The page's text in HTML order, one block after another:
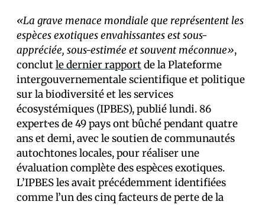
«La grave menace mondiale que représentent les
espèces exotiques envahissantes est sous-
appréciée, sous-estimée et souvent méconnue»,
conclutle dernier rapportde la Plateforme
intergouvernementale scientifique et politique
sur la biodiversité et les services
écosystémiques (IPBES), publié lundi. 86
expert·es de 49 pays ont bûché pendant quatre
ans et demi, avec le soutien de communautés
autochtones locales, pour réaliser une
évaluation complète des espèces exotiques.
L’IPBES les avait précédemment identifiées
comme l’un des cinq facteurs de perte de la